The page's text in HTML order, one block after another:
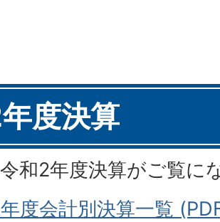
度決算
和2年度決算がご覧に
度会計別決算一覧